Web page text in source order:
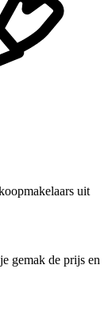
uit
gemak de prijs en